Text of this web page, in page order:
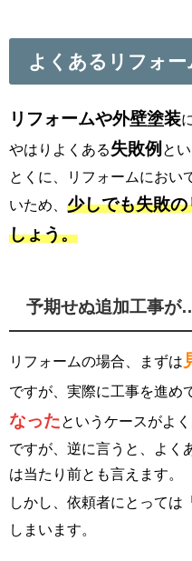
よくあるリフォー
リフォームや外壁塗装
やはりよくある失敗例 と
とくに、リフォームにおい
いため、 少しでも失敗
しょう。
予期せぬ追加工事が
リフォームの場合、まずは
ですが、実際に工事を進め
なった というケースがよく
ですが、逆に言うと、よく
は当たり前とも言えます。
しかし、依頼者にとっては「
しまいます。